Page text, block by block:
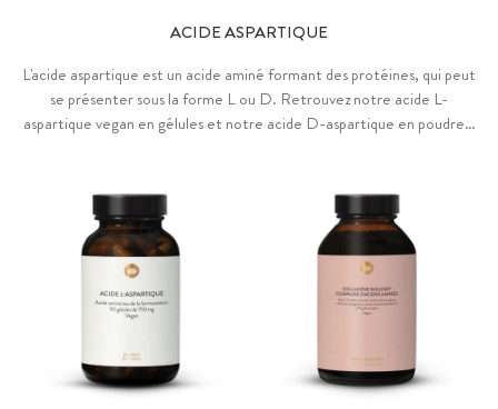
ACIDE ASPARTIQUE
L'acide aspartique est un acide aminé formant des protéines, qui peut
se présenter sous la forme L ou D. Retrouvez notre acide L-
aspartique vegan en gélules et notre acide D-aspartique en poudre à